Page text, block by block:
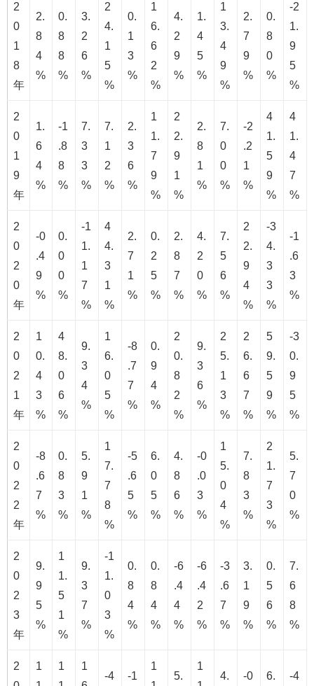
2
0
1
8
年
2.
8
4
%
0.
8
8
%
3.
2
6
%
2
4.
1
5
%
0.
1
3
%
1
6.
6
2
%
4.
2
9
%
1.
4
5
%
1
3.
4
9
%
2.
7
9
%
0.
8
0
%
-2
1.
9
5
%
2
0
1
9
年
1.
6
4
%
-1
.8
8
%
7.
3
3
%
7.
1
2
%
2.
3
6
%
1
1.
7
9
%
2
2.
9
1
%
2.
8
1
%
7.
0
0
%
-2
.2
1
%
4
1.
5
9
%
4
1.
4
7
%
2
0
2
0
年
-0
.4
9
%
0.
0
0
%
-1
1.
1
7
%
4
4.
3
1
%
2.
7
1
%
0.
2
5
%
2.
8
7
%
4.
2
0
%
7.
5
6
%
2
2.
9
4
%
-3
4.
3
3
%
-1
.6
3
%
2
0
2
1
年
1
0.
4
3
%
4
8.
0
6
%
9.
3
4
%
1
6.
0
5
%
-8
.7
7
%
0.
9
4
%
2
0.
8
2
%
9.
3
6
%
2
5.
1
3
%
2
6.
6
7
%
5
9.
5
9
%
-3
0.
9
5
%
2
0
2
2
年
-8
.6
7
%
0.
8
3
%
5.
9
1
%
1
7.
7
8
%
-5
.6
5
%
6.
0
5
%
4.
8
6
%
-0
.0
3
%
1
5.
0
4
%
7.
8
3
%
2
1.
7
3
%
5.
7
0
%
2
0
2
3
年
9.
9
5
%
1
1.
5
1
%
9.
3
7
%
-1
1.
0
3
%
0.
8
4
%
0.
8
4
%
-6
.4
4
%
-6
.4
2
%
-3
.6
7
%
3.
1
9
%
0.
5
6
%
7.
6
8
%
2
1
1
1
-4
-1
1
5.
1
4.
-0
6.
-4